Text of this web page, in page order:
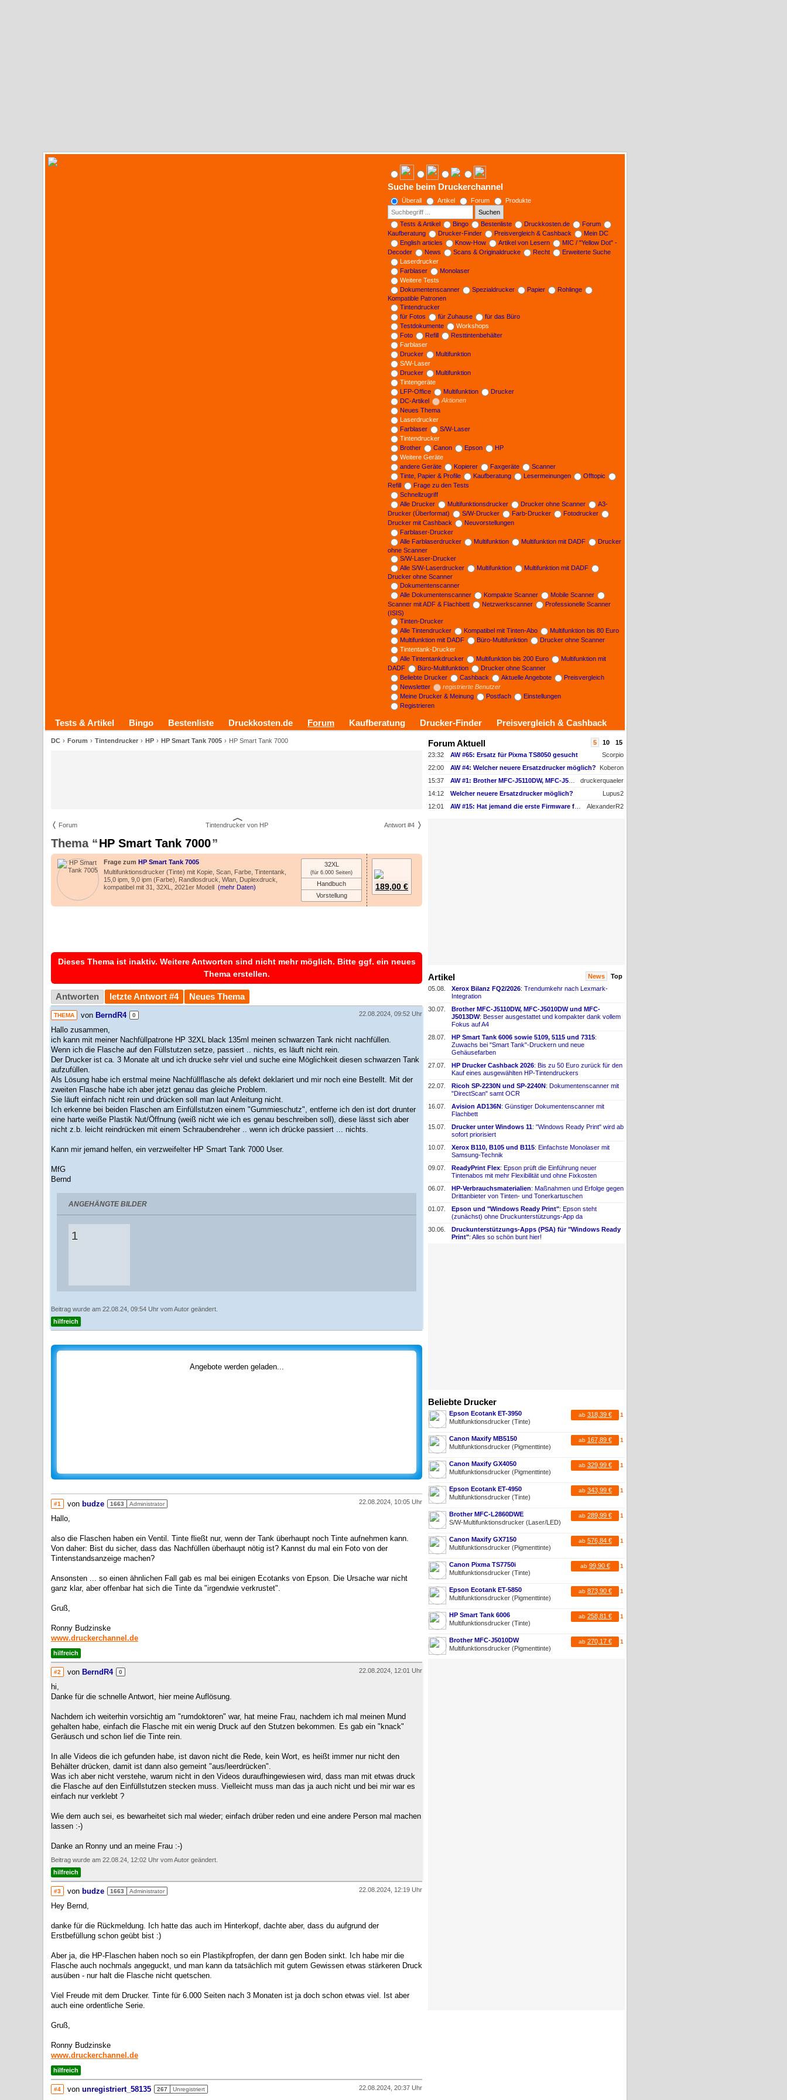
Suche beim Druckerchannel
Überall Artikel Forum
Produkte
Suchen
Tests & Artikel
Bingo Bestenliste Druckkosten.de
Forum
Kaufberatung
Drucker-Finder Preisvergleich & Cashback
Mein DC
English articles
Know-How Artikel von Lesern
MIC / "Yellow Dot" -
Decoder
News Scans & Originaldrucke Recht
Erweiterte Suche
Laserdrucker
Farblaser
Monolaser
Weitere Tests
Dokumentenscanner
Spezialdrucker Papier
Rohlinge
Kompatible Patronen
Tintendrucker
für Fotos
für Zuhause
für das Büro
Testdokumente
Workshops
Foto
Refill
Resttintenbehälter
Farblaser
Drucker
Multifunktion
S/W-Laser
Drucker
Multifunktion
Tintengeräte
LFP-Office
Multifunktion
Drucker
DC-Artikel
Aktionen
Neues Thema
Laserdrucker
Farblaser
S/W-Laser
Tintendrucker
Brother
Canon Epson
HP
Weitere Geräte
andere Geräte
Kopierer Faxgeräte
Scanner
Tinte, Papier & Profile
Kaufberatung Lesermeinungen
Offtopic
Refill
Frage zu den Tests
Schnellzugriff
Alle Drucker
Multifunktionsdrucker Drucker ohne Scanner
A3-
Drucker (Überformat)
S/W-Drucker Farb-Drucker
Fotodrucker
Drucker mit Cashback
Neuvorstellungen
Farblaser-Drucker
Alle Farblaserdrucker
Multifunktion Multifunktion mit DADF
Drucker
ohne Scanner
S/W-Laser-Drucker
Alle S/W-Laserdrucker
Multifunktion
Multifunktion mit DADF
Drucker ohne Scanner
Dokumentenscanner
Alle Dokumentenscanner
Kompakte Scanner
Mobile Scanner
Scanner mit ADF & Flachbett
Netzwerkscanner
Professionelle Scanner
(ISIS)
Tinten-Drucker
Alle Tintendrucker
Kompatibel mit Tinten-Abo
Multifunktion bis 80 Euro
Multifunktion mit DADF
Büro-Multifunktion
Drucker ohne Scanner
Tintentank-Drucker
Alle Tintentankdrucker
Multifunktion bis 200 Euro
Multifunktion mit
DADF
Büro-Multifunktion
Drucker ohne Scanner
Beliebte Drucker
Cashback Aktuelle Angebote
Preisvergleich
Newsletter
registrierte Benutzer
Meine Drucker & Meinung
Postfach
Einstellungen
Registrieren
Tests & Artikel Bingo Bestenliste Druckkosten.de Forum Kaufberatung Drucker-Finder Preisvergleich & Cashback
DC Forum Tintendrucker HP HP Smart Tank 7005 HP Smart Tank 7000
Forum Tintendrucker von HP Antwort #4
HP Smart Tank 7000
Frage zum HP Smart Tank 7005
Multifunktionsdrucker (Tinte) mit Kopie, Scan, Farbe, Tintentank,
15,0 ipm, 9,0 ipm (Farbe), Randlosdruck, Wlan, Duplexdruck,
kompatibel mit 31, 32XL, 2021er Modell
(mehr Daten)
32XL
(für 6.000 Seiten)
Handbuch
Vorstellung
189,00 €
Dieses Thema ist inaktiv. Weitere Antworten sind nicht mehr möglich. Bitte ggf. ein neues
Thema erstellen.
Antworten letzte Antwort #4 Neues Thema
THEMA von BerndR4 0 22.08.2024, 09:52 Uhr
Hallo zusammen,
ich kann mit meiner Nachfüllpatrone HP 32XL black 135ml meinen schwarzen Tank nicht nachfüllen.
Wenn ich die Flasche auf den Füllstutzen setze, passiert .. nichts, es läuft nicht rein.
Der Drucker ist ca. 3 Monate alt und ich drucke sehr viel und suche eine Möglichkeit diesen schwarzen Tank
aufzufüllen.
Als Lösung habe ich erstmal meine Nachfüllflasche als defekt deklariert und mir noch eine Bestellt. Mit der
zweiten Flasche habe ich aber jetzt genau das gleiche Problem.
Sie läuft einfach nicht rein und drücken soll man laut Anleitung nicht.
Ich erkenne bei beiden Flaschen am Einfüllstutzen einem "Gummieschutz", entferne ich den ist dort drunter
eine harte weiße Plastik Nut/Öffnung (weiß nicht wie ich es genau beschreiben soll), diese lässt sich aber
nicht z.b. leicht reindrücken mit einem Schraubendreher .. wenn ich drücke passiert ... nichts.
Kann mir jemand helfen, ein verzweifelter HP Smart Tank 7000 User.
MfG
Bernd
ANGEHÄNGTE BILDER
Beitrag wurde am 22.08.24, 09:54 Uhr vom Autor geändert.
hilfreich
Angebote werden geladen...
#1 von budze 1663 Administrator 22.08.2024, 10:05 Uhr
Hallo,
also die Flaschen haben ein Ventil. Tinte fließt nur, wenn der Tank überhaupt noch Tinte aufnehmen kann.
Von daher: Bist du sicher, dass das Nachfüllen überhaupt nötig ist? Kannst du mal ein Foto von der
Tintenstandsanzeige machen?
Ansonsten ... so einen ähnlichen Fall gab es mal bei einigen Ecotanks von Epson. Die Ursache war nicht
ganz klar, aber offenbar hat sich die Tinte da "irgendwie verkrustet".
Gruß,
Ronny Budzinske
www.druckerchannel.de
hilfreich
#2 von BerndR4 0 22.08.2024, 12:01 Uhr
hi,
Danke für die schnelle Antwort, hier meine Auflösung.
Nachdem ich weiterhin vorsichtig am "rumdoktoren" war, hat meine Frau, nachdem ich mal meinen Mund
gehalten habe, einfach die Flasche mit ein wenig Druck auf den Stutzen bekommen. Es gab ein "knack"
Geräusch und schon lief die Tinte rein.
In alle Videos die ich gefunden habe, ist davon nicht die Rede, kein Wort, es heißt immer nur nicht den
Behälter drücken, damit ist dann also gemeint "aus/leerdrücken".
Was ich aber nicht verstehe, warum nicht in den Videos duraufhingewiesen wird, dass man mit etwas druck
die Flasche auf den Einfüllstutzen stecken muss. Vielleicht muss man das ja auch nicht und bei mir war es
einfach nur verklebt ?
Wie dem auch sei, es bewarheitet sich mal wieder; einfach drüber reden und eine andere Person mal machen
lassen :-)
Danke an Ronny und an meine Frau :-)
Beitrag wurde am 22.08.24, 12:02 Uhr vom Autor geändert.
hilfreich
#3 von budze 1663 Administrator 22.08.2024, 12:19 Uhr
Hey Bernd,
danke für die Rückmeldung. Ich hatte das auch im Hinterkopf, dachte aber, dass du aufgrund der
Erstbefüllung schon geübt bist :)
Aber ja, die HP-Flaschen haben noch so ein Plastikpfropfen, der dann gen Boden sinkt. Ich habe mir die
Flasche auch nochmals angeguckt, und man kann da tatsächlich mit gutem Gewissen etwas stärkeren Druck
ausüben - nur halt die Flasche nicht quetschen.
Viel Freude mit dem Drucker. Tinte für 6.000 Seiten nach 3 Monaten ist ja doch schon etwas viel. Ist aber
auch eine ordentliche Serie.
Gruß,
Ronny Budzinske
www.druckerchannel.de
hilfreich
#4 von unregistriert_58135 267 Unregistriert 22.08.2024, 20:37 Uhr
Forum Aktuell 5 10
15
23:32
AW #65: Ersatz für Pixma TS8050 gesucht
Scorpio
22:00
AW #4: Welcher neuere Ersatzdrucker möglich?
Koberon
15:37
druckerquaeler
14:12
Welcher neuere Ersatzdrucker möglich?
Lupus2
12:01
AlexanderR2
Artikel News
Top
05.08.
Xerox Bilanz FQ2/2026: Trendumkehr nach Lexmark-
Integration
30.07.
Brother MFC-​J5110DW, MFC-​J5010DW und MFC-
J5013DW: Besser ausgestattet und kompakter dank vollem
Fokus auf A4
28.07.
HP Smart Tank 6006 sowie 5109, 5115 und 7315:
Zuwachs bei "Smart Tank"-​Druckern und neue
Gehäusefarben
27.07.
HP Drucker Cashback 2026: Bis zu 50 Euro zurück für den
Kauf eines ausgewählten HP-​Tintendruckers
22.07.
Ricoh SP-​2230N und SP-​2240N : Dokumentenscanner mit
"DirectScan" samt OCR
16.07.
Avision AD136N : Günstiger Dokumentenscanner mit
Flachbett
15.07.
Drucker unter Windows 11: "Windows Ready Print" wird ab
sofort priorisiert
10.07.
Xerox B110, B105 und B115: Einfachste Monolaser mit
Samsung-​Technik
09.07.
ReadyPrint Flex: Epson prüft die Einführung neuer
Tintenabos mit mehr Flexibilität und ohne Fixkosten
06.07.
HP-​Verbrauchsmaterialien: Maßnahmen und Erfolge gegen
Drittanbieter von Tinten- ​ und Tonerkartuschen
01.07.
Epson und "Windows Ready Print": Epson steht
(zunächst) ohne Druckunterstützungs-​App da
30.06.
Druckunterstützungs-​Apps (PSA) für "Windows Ready
Print": Alles so schön bunt hier!
Beliebte Drucker
ab 318,39 € 1
Epson Ecotank ET-3950
Multifunktionsdrucker (Tinte)
ab 167,89 € 1
Canon Maxify MB5150
Multifunktionsdrucker (Pigmenttinte)
ab 329,99 € 1
Canon Maxify GX4050
Multifunktionsdrucker (Pigmenttinte)
ab 343,99 € 1
Epson Ecotank ET-4950
Multifunktionsdrucker (Tinte)
ab 289,99 € 1
Brother MFC-L2860DWE
S/W-Multifunktionsdrucker (Laser/LED)
ab 576,84 € 1
Canon Maxify GX7150
Multifunktionsdrucker (Pigmenttinte)
ab 99,90 € 1
Canon Pixma TS7750i
Multifunktionsdrucker (Tinte)
ab 873,90 € 1
Epson Ecotank ET-5850
Multifunktionsdrucker (Pigmenttinte)
ab 258,81 € 1
HP Smart Tank 6006
Multifunktionsdrucker (Tinte)
ab 270,17 € 1
Brother MFC-J5010DW
Multifunktionsdrucker (Pigmenttinte)